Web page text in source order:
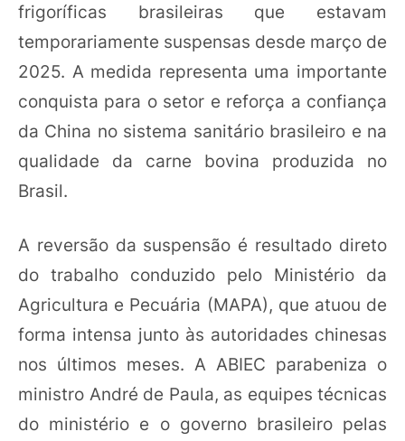
frigoríficas brasileiras que estavam
temporariamente suspensas desde março de
2025. A medida representa uma importante
conquista para o setor e reforça a confiança
da China no sistema sanitário brasileiro e na
qualidade da carne bovina produzida no
Brasil.
A reversão da suspensão é resultado direto
do trabalho conduzido pelo Ministério da
Agricultura e Pecuária (MAPA), que atuou de
forma intensa junto às autoridades chinesas
nos últimos meses. A ABIEC parabeniza o
ministro André de Paula, as equipes técnicas
do ministério e o governo brasileiro pelas